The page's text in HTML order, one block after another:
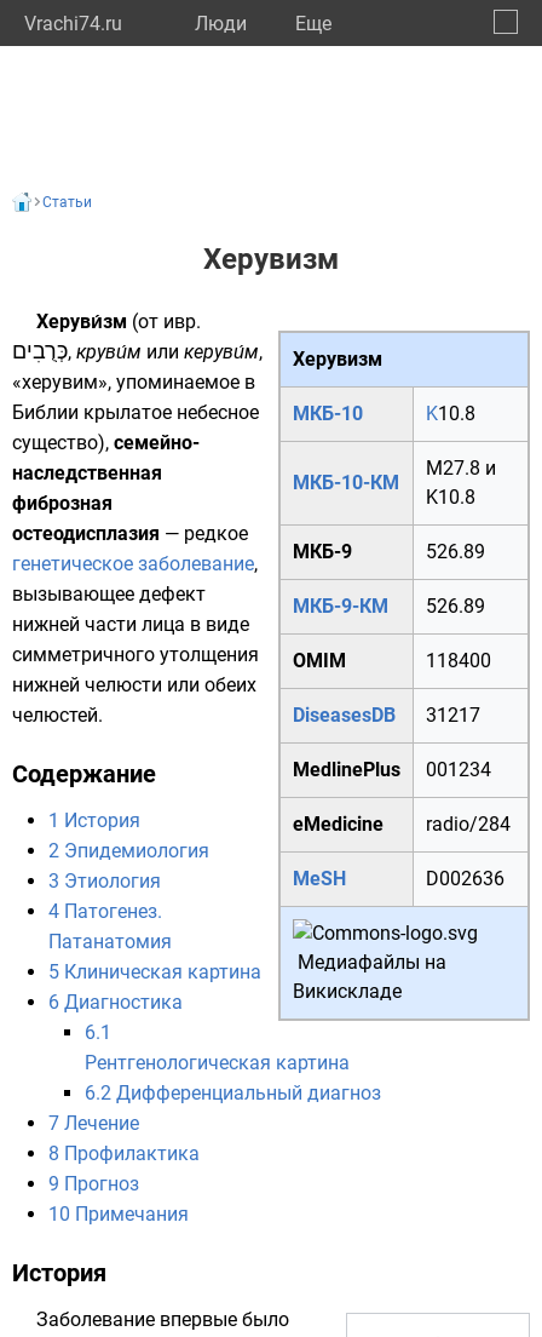
Vrachi74.ru Люди Eще
Статьи
Херувизм
Херувизм
МКБ-10 K10.8
МКБ-10-КМ
M27.8 и
K10.8
МКБ-9 526.89
МКБ-9-КМ 526.89
OMIM 118400
DiseasesDB 31217
MedlinePlus 001234
eMedicine radio/284
MeSH D002636
Медиафайлы на
Викискладе
Херуви́зм (от ивр.
כְּרֻבִים‏‎, круви́м или керуви́м,
«херувим», упоминаемое в
Библии крылатое небесное
существо), семейно-
наследственная
фиброзная
остеодисплазия — редкое
генетическое заболевание,
вызывающее дефект
нижней части лица в виде
симметричного утолщения
нижней челюсти или обеих
челюстей.
Содержание
1 История
2 Эпидемиология
3 Этиология
4 Патогенез.
Патанатомия
5 Клиническая картина
6 Диагностика
6.1
Рентгенологическая картина
6.2 Дифференциальный диагноз
7 Лечение
8 Профилактика
9 Прогноз
10 Примечания
История
Заболевание впервые было